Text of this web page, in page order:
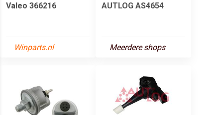
Valeo 366216
Winparts.nl
AUTLOG AS4654
Meerdere shops